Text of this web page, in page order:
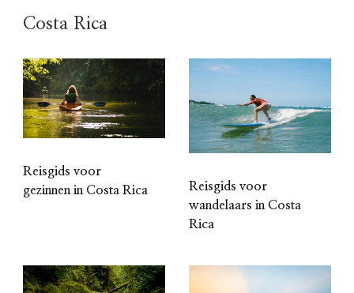
Costa Rica
Reisgids voor
gezinnen in Costa Rica
Reisgids voor
wandelaars in Costa
Rica